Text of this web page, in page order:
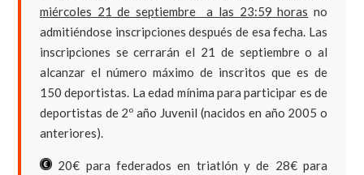
miércoles 21 de septiembre a las 23:59 horas no
admitiéndose inscripciones después de esa fecha. Las
inscripciones se cerrarán el 21 de septiembre o al
alcanzar el número máximo de inscritos que es de
150 deportistas. La edad mínima para participar es de
deportistas de 2º año Juvenil (nacidos en año 2005 o
anteriores).
20€ para federados en triatlón y de 28€ para